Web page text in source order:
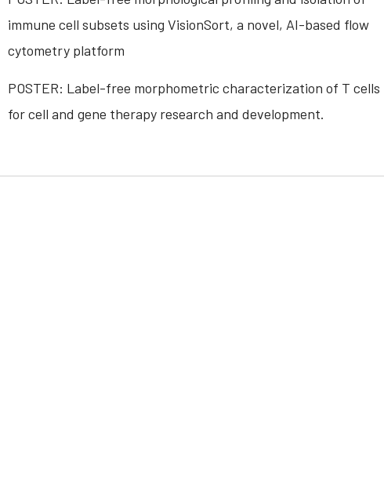
immune cell subsets using VisionSort, a novel, AI-based flow
cytometry platform
POSTER: Label-free morphometric characterization of T cells
for cell and gene therapy research and development.